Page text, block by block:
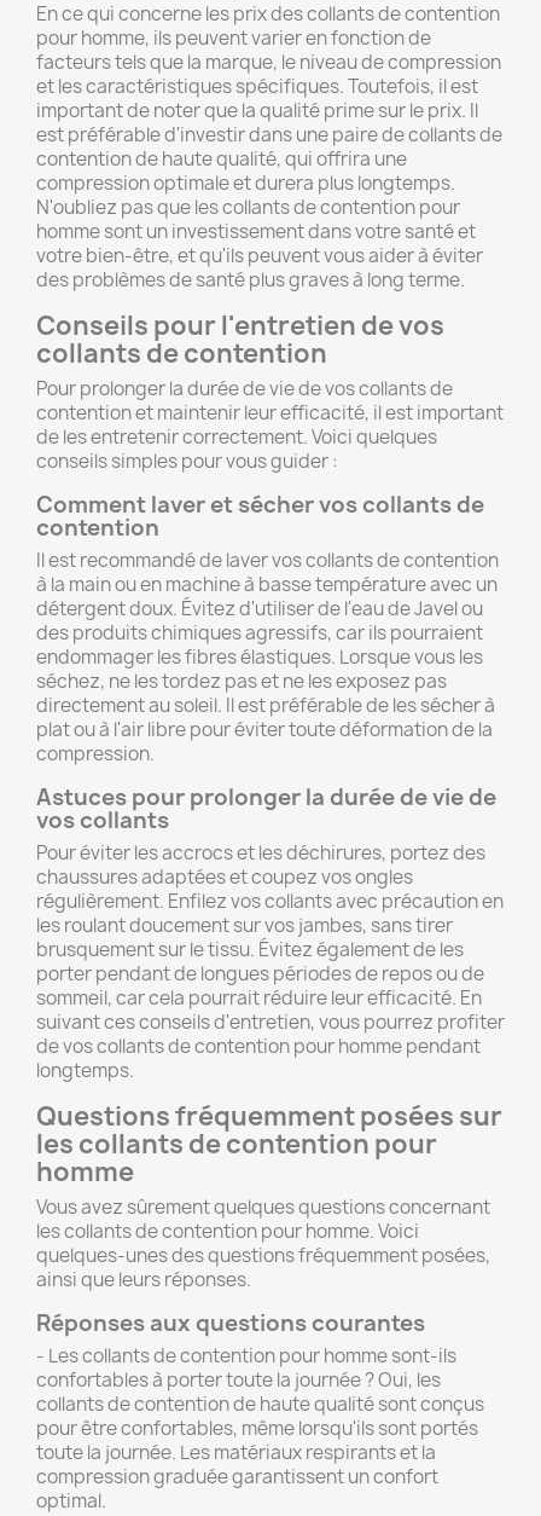
En ce qui concerne les prix des collants de contention
pour homme, ils peuvent varier en fonction de
facteurs tels que la marque, le niveau de compression
et les caractéristiques spécifiques. Toutefois, il est
important de noter que la qualité prime sur le prix. Il
est préférable d'investir dans une paire de collants de
contention de haute qualité, qui offrira une
compression optimale et durera plus longtemps.
N'oubliez pas que les collants de contention pour
homme sont un investissement dans votre santé et
votre bien-être, et qu'ils peuvent vous aider à éviter
des problèmes de santé plus graves à long terme.
Conseils pour l'entretien de vos
collants de contention
Pour prolonger la durée de vie de vos collants de
contention et maintenir leur efficacité, il est important
de les entretenir correctement. Voici quelques
conseils simples pour vous guider :
Comment laver et sécher vos collants de
contention
Il est recommandé de laver vos collants de contention
à la main ou en machine à basse température avec un
détergent doux. Évitez d'utiliser de l'eau de Javel ou
des produits chimiques agressifs, car ils pourraient
endommager les fibres élastiques. Lorsque vous les
séchez, ne les tordez pas et ne les exposez pas
directement au soleil. Il est préférable de les sécher à
plat ou à l'air libre pour éviter toute déformation de la
compression.
Astuces pour prolonger la durée de vie de
vos collants
Pour éviter les accrocs et les déchirures, portez des
chaussures adaptées et coupez vos ongles
régulièrement. Enfilez vos collants avec précaution en
les roulant doucement sur vos jambes, sans tirer
brusquement sur le tissu. Évitez également de les
porter pendant de longues périodes de repos ou de
sommeil, car cela pourrait réduire leur efficacité. En
suivant ces conseils d'entretien, vous pourrez profiter
de vos collants de contention pour homme pendant
longtemps.
Questions fréquemment posées sur
les collants de contention pour
homme
Vous avez sûrement quelques questions concernant
les collants de contention pour homme. Voici
quelques-unes des questions fréquemment posées,
ainsi que leurs réponses.
Réponses aux questions courantes
- Les collants de contention pour homme sont-ils
confortables à porter toute la journée ? Oui, les
collants de contention de haute qualité sont conçus
pour être confortables, même lorsqu'ils sont portés
toute la journée. Les matériaux respirants et la
compression graduée garantissent un confort
optimal.